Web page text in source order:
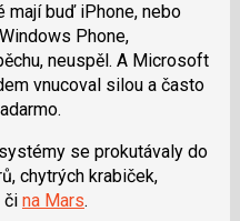
mají buď iPhone, nebo
Phone,
neuspěl. A Microsoft
vnucoval silou a často
se prokutávaly do
chytrých krabiček,
či na Mars.